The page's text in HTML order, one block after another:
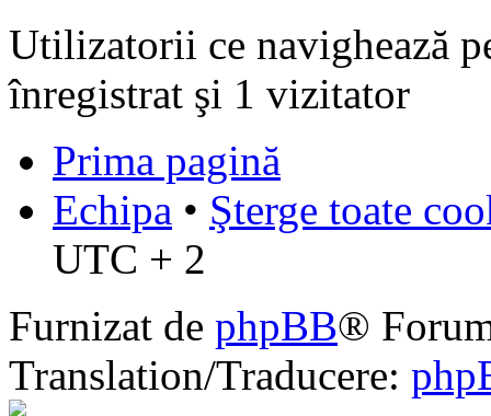
Utilizatorii ce navighează
înregistrat şi 1 vizitator
Prima pagină
Echipa • Şterge toate
UTC + 2
Furnizat de phpBB®
Translation/Traducere: